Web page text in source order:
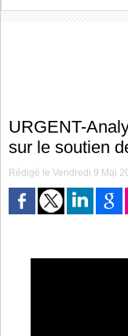
URGENT-
sur le soutien
Rédigé le Vendredi 9 Mai